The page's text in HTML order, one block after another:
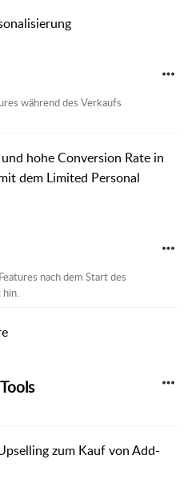
während des Verkaufs
hohe Conversion Rate in
dem Limited Personal
nach dem Start des
hin.
zum Kauf von Add-